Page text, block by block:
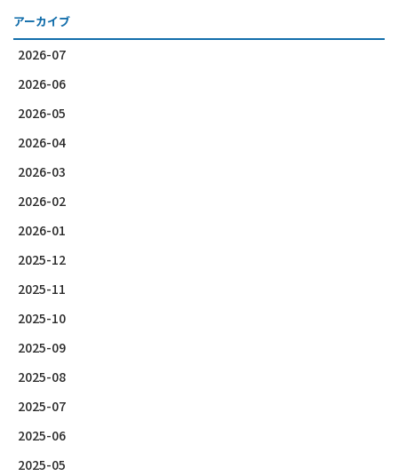
アーカイブ
2026-07
2026-06
2026-05
2026-04
2026-03
2026-02
2026-01
2025-12
2025-11
2025-10
2025-09
2025-08
2025-07
2025-06
2025-05